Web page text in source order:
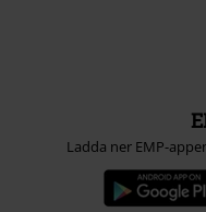
Ladda ner EMP-